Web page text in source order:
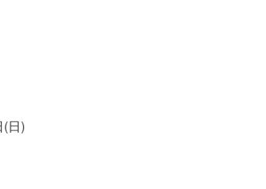
日)